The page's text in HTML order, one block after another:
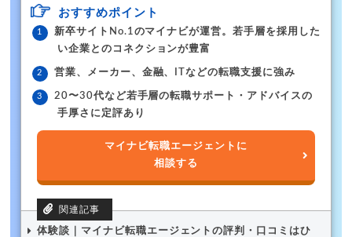
おすすめポイント
新卒サイトNo.1のマイナビが運営。若手層を採用した
い企業とのコネクションが豊富
営業、メーカー、金融、ITなどの転職支援に強み
20〜30代など若手層の転職サポート・アドバイスの
手厚さに定評あり
マイナビ転職エージェントに
相談する
体験談｜マイナビ転職エージェントの評判・口コミはひ